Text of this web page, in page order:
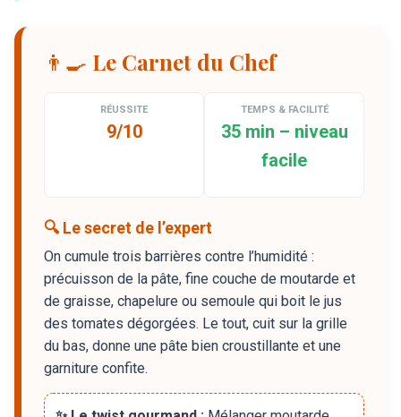
👨‍🍳 Le Carnet du Chef
RÉUSSITE
9/10
TEMPS & FACILITÉ
35 min – niveau
facile
🔍 Le secret de l’expert
On cumule trois barrières contre l’humidité :
précuisson de la pâte, fine couche de moutarde et
de graisse, chapelure ou semoule qui boit le jus
des tomates dégorgées. Le tout, cuit sur la grille
du bas, donne une pâte bien croustillante et une
garniture confite.